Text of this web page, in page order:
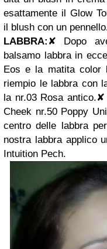
esattamente il Glow
il blush con un
LABBRA: ✘ Dopo
balsamo labbra in
Eos e la matita color
riempio le labbra con
la nr.03 Rosa antico.✘
Cheek nr.50 Poppy
centro delle labbra
nostra labbra applico
Intuition Pech.